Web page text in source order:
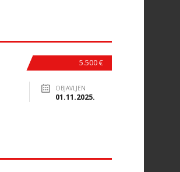
5.500 €
OBJAVLJEN
01.11.2025.